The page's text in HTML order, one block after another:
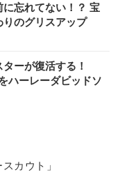
忘れてない！？ 宝
のグリスアップ
ーが復活する！
ハーレーダビッドソ
カウト」